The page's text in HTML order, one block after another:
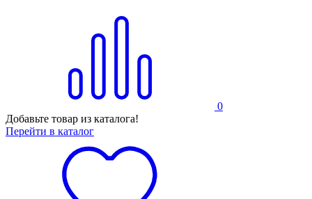
0
Добавьте товар из каталога!
Перейти в каталог